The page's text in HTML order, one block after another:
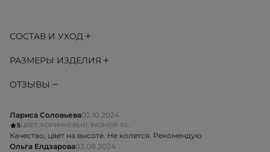
СОСТАВ И УХОД
РАЗМЕРЫ ИЗДЕЛИЯ
ОТЗЫВЫ
Лариса Соловьева02.10.2024
5ЦВЕТ: КОРИЧНЕВЫЙ, РАЗМЕР: XS,
Качество, цвет на высоте. Не колется. Рекомендую
Ольга Елдзарова03.08.2024